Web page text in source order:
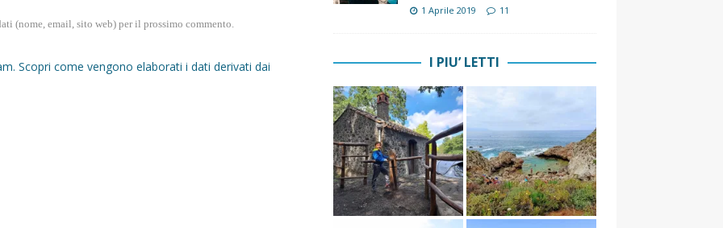
(nome, email, sito web) per il prossimo commento.
Scopri come vengono elaborati i dati derivati dai
1 Aprile 2019 11
I PIU’ LETTI